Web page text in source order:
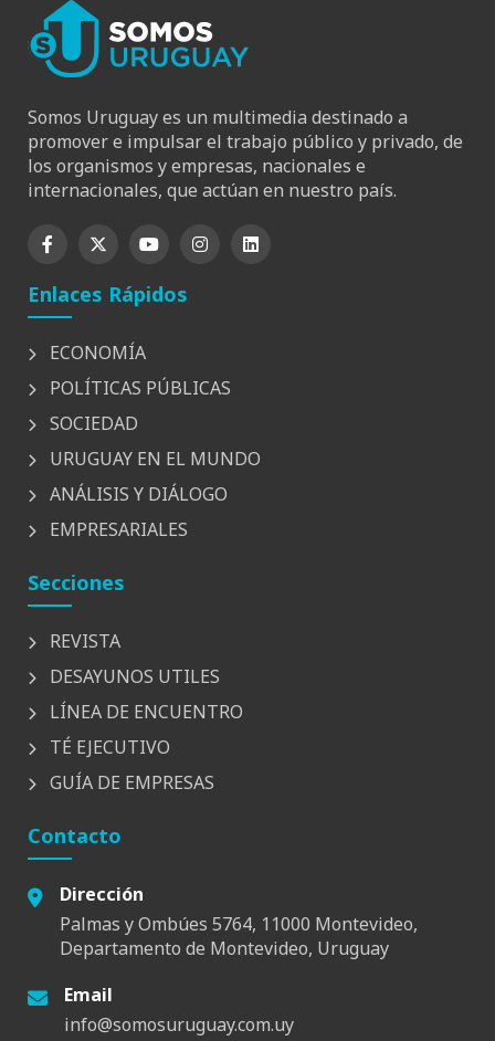
Somos Uruguay es un multimedia destinado a
promover e impulsar el trabajo público y privado, de
los organismos y empresas, nacionales e
internacionales, que actúan en nuestro país.
Enlaces Rápidos
ECONOMÍA
POLÍTICAS PÚBLICAS
SOCIEDAD
URUGUAY EN EL MUNDO
ANÁLISIS Y DIÁLOGO
EMPRESARIALES
Secciones
REVISTA
DESAYUNOS UTILES
LÍNEA DE ENCUENTRO
TÉ EJECUTIVO
GUÍA DE EMPRESAS
Contacto
Dirección
Palmas y Ombúes 5764, 11000 Montevideo,
Departamento de Montevideo, Uruguay
Email
info@somosuruguay.com.uy